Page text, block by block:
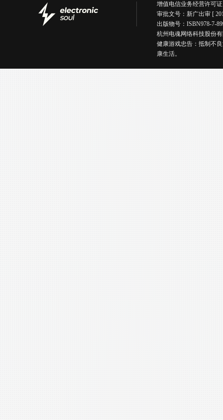
增值电信业务经营许可
审批文号：新广出审 [
出版物号：ISBN978-7-
杭州电魂网络科技股份有
健康游戏忠告：抵制不
康生活。